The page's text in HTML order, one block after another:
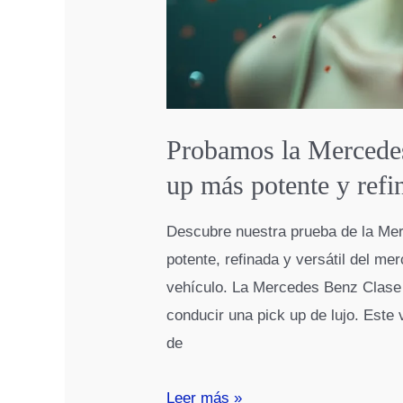
gaming
Probamos la
up más potente y
Descubre nuestra prueba de la
potente, refinada y versátil del
vehículo. La Mercedes Benz
conducir una pick up de lujo.
de
Probamos
Leer más »